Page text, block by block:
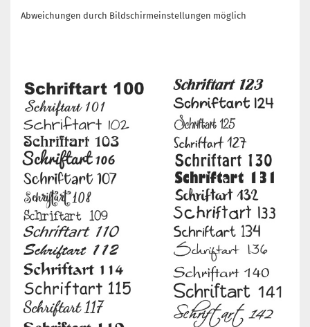
Abweichungen durch Bildschirmeinstellungen möglich